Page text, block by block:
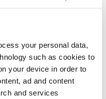
your personal data,
such as cookies to
your device in order to
ad and content
and services
140-Antriebsstrang des
der für den
100 PS gegenüber zuvor
Sechsgang-
Stepway und Jogger